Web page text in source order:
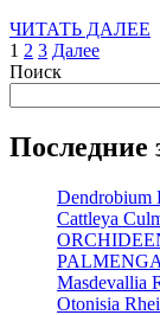
ЧИТАТЬ ДАЛЕЕ
Пагинация
записей
1 2 3 Далее
Поиск
Последние
Dendrobium
Cattleya
Masdevallia
Otonisia